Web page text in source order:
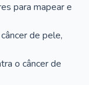
para mapear e
de pele,
o câncer de